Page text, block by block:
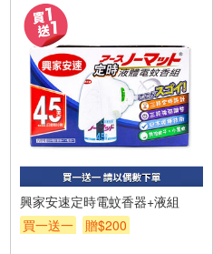
興家安速定時電蚊香器+液組
買一送一
贈$200